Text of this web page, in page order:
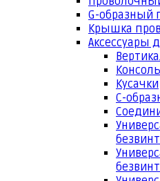
G-образный
Крышка
Аксессуары
Кусачки
С-